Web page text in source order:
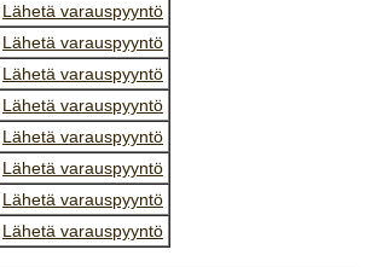
Lähetä varauspyyntö
Lähetä varauspyyntö
Lähetä varauspyyntö
Lähetä varauspyyntö
Lähetä varauspyyntö
Lähetä varauspyyntö
Lähetä varauspyyntö
Lähetä varauspyyntö